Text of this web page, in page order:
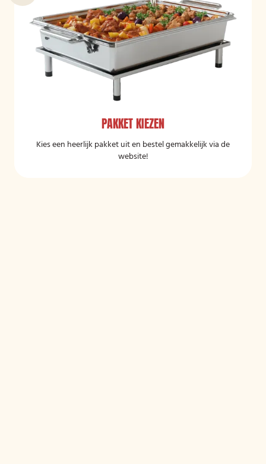
PAKKET KIEZEN
Kies een heerlijk pakket uit en bestel gemakkelijk via de
website!